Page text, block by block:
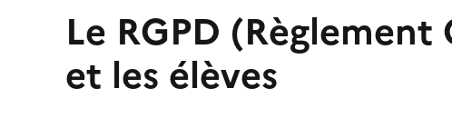
Le RGPD
et les élèves